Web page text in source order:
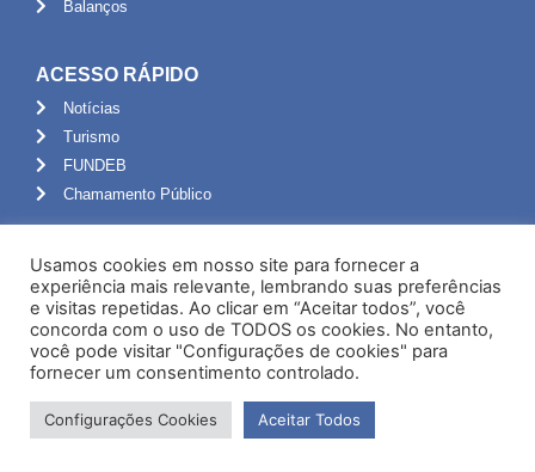
Balanços
ACESSO RÁPIDO
Notícias
Turismo
FUNDEB
Chamamento Público
Portal do Servidor
Webmail
Administração
Usamos cookies em nosso site para fornecer a
experiência mais relevante, lembrando suas preferências
e visitas repetidas. Ao clicar em “Aceitar todos”, você
concorda com o uso de TODOS os cookies. No entanto,
você pode visitar "Configurações de cookies" para
fornecer um consentimento controlado.
Configurações Cookies Aceitar Todos